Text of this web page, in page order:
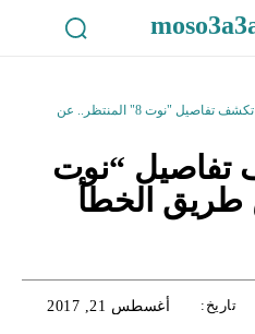
سامسونغ تكشف تفاصيل "نوت 8" المنتظر.. عن
“نوت
تاريخ: أغسطس 21, 2017